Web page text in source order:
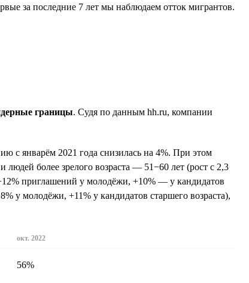
за последние 7 лет мы наблюдаем отток мигрантов.
границы. Судя по данным hh.ru, компании
с январём 2021 года снизилась на 4%. При этом
людей более зрелого возраста — 51−60 лет (рост с 2,3
приглашений у молодёжи, +10% — у кандидатов
у молодёжи, +11% у кандидатов старшего возраста),
окт. 2022
56%